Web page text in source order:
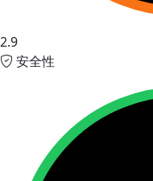
2.9
安全性